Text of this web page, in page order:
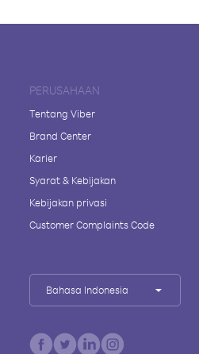
PERUSAHAAN
Tentang Viber
Brand Center
Karier
Syarat & Kebijakan
Kebijakan privasi
Customer Complaints Code
Bahasa Indonesia